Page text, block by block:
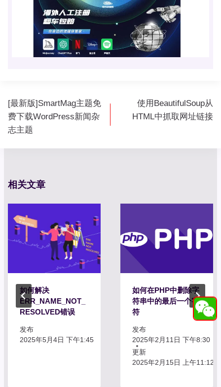
文
章
导
[最新版]SmartMag主题免
费下载WordPress新闻杂
志主题
使用BeautifulSoup从
HTML中抓取网址链接
相关文章
如何解决
ERR_NAME_NOT_
RESOLVED错误
发布
2025年5月4日 下午1:45
如何在PHP中删除字
符串中的最后一个字
符
发布
2025年2月11日 下午8:30
更新
2025年2月15日 上午11:12